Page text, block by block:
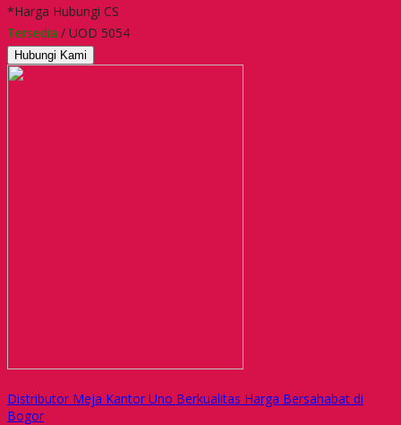
*Harga Hubungi CS
Tersedia / UOD 5054
Hubungi Kami
Distributor Meja Kantor Uno Berkualitas Harga Bersahabat di
Bogor